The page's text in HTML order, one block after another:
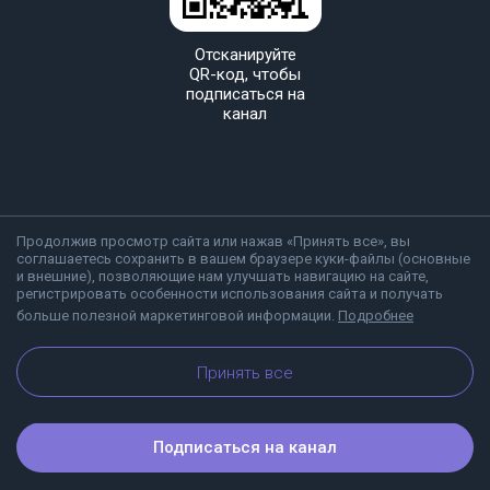
Продолжив просмотр сайта или нажав «Принять все», вы
соглашаетесь сохранить в вашем браузере куки-файлы (основные
и внешние), позволяющие нам улучшать навигацию на сайте,
регистрировать особенности использования сайта и получать
больше полезной маркетинговой информации. Подробнее
Принять все
Отсканируйте
QR-код, чтобы
подписаться на
канал
О Viber Блог
Подписаться на канал